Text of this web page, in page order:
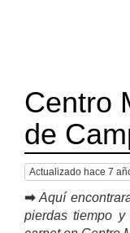
Centro
de
Actualizado hace 7
➡ Aquí
pierdas tiempo